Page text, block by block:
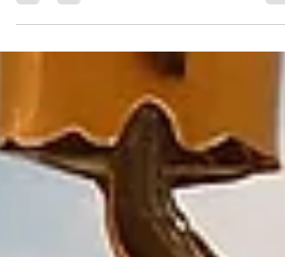
consideran un símbolo de fertilidad y vida.
Son intocables por lo puro e incontaminado.
sistema de jubilaciones y la banca central;
cuatro instituciones estatales intocables,
dignas de veneración casi religiosa. ¿Por
qué? Porque el socialismo ha sido un éxito
total. Sus credos, catecismos y profetas
forjaron una só